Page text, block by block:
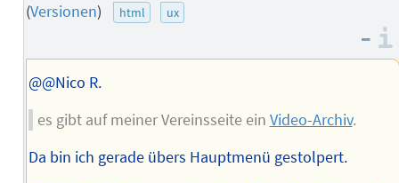
des
(Versionen) html ux
–
@@Nico R.
es gibt auf meiner Vereinsseite ein Video-Archiv.
Da bin ich gerade übers Hauptmenü gestolpert.